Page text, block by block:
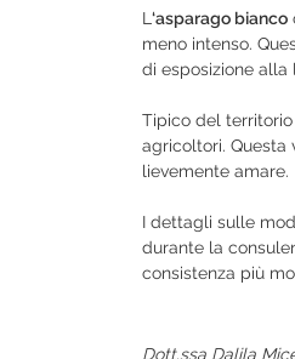
L ‘asparago bianco
meno intenso.
di esposizione alla
Tipico del territorio
agricoltori. Questa
lievemente amare.
I dettagli sulle
durante la
consistenza più
Dott.ssa Dalila